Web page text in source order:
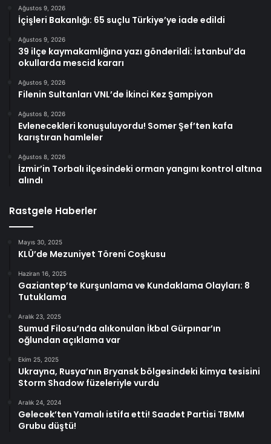
Ağustos 9, 2026
İçişleri Bakanlığı: 65 suçlu Türkiye’ye iade edildi
Ağustos 9, 2026
39 ilçe kaymakamlığına yazı gönderildi: İstanbul’da
okullarda mescid kararı
Ağustos 9, 2026
Filenin Sultanları VNL’de İkinci Kez Şampiyon
Ağustos 8, 2026
Evlenecekleri konuşuluyordu! Somer Şef’ten kafa
karıştıran hamleler
Ağustos 8, 2026
İzmir’in Torbalı ilçesindeki orman yangını kontrol altına
alındı
Rastgele Haberler
Mayıs 30, 2025
KLÜ’de Mezuniyet Töreni Coşkusu
Haziran 16, 2025
Gaziantep’te Kurşunlama ve Kundaklama Olayları: 8
Tutuklama
Aralık 23, 2025
Sumud Filosu’nda alıkonulan İkbal Gürpınar’ın
oğlundan açıklama var
Ekim 25, 2025
Ukrayna, Rusya’nın Bryansk bölgesindeki kimya tesisini
Storm Shadow füzeleriyle vurdu
Aralık 24, 2024
Gelecek’ten Yamalı istifa etti! Saadet Partisi TBMM
Grubu düştü!